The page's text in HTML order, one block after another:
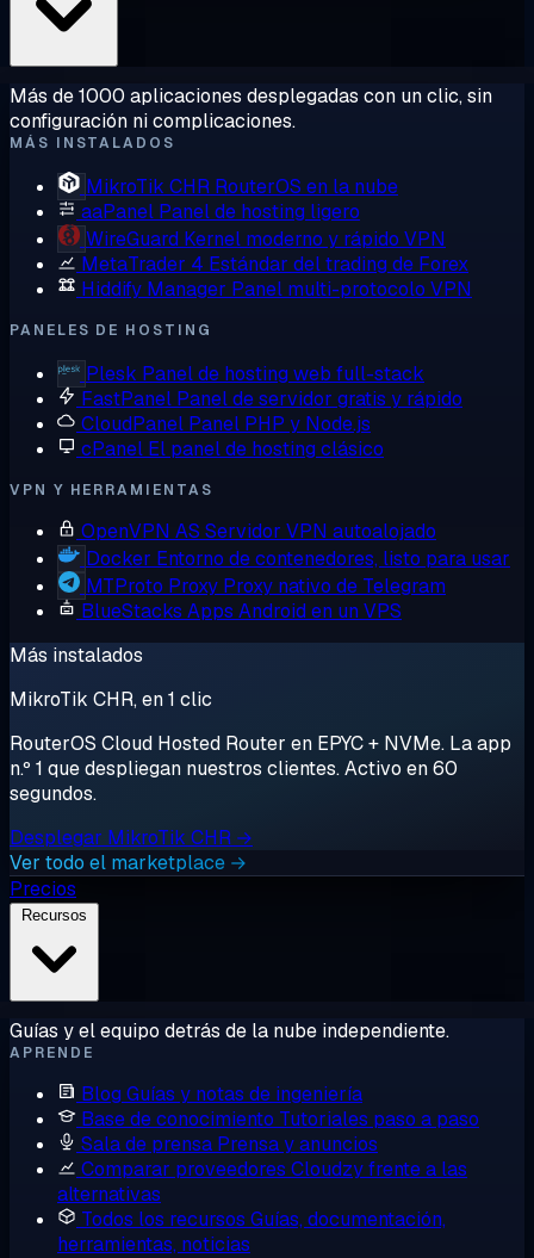
Más de 1000 aplicaciones desplegadas con un clic, sin
configuración ni complicaciones.
MÁS INSTALADOS
MikroTik CHR RouterOS en la nube
aaPanel Panel de hosting ligero
WireGuard Kernel moderno y rápido VPN
MetaTrader 4 Estándar del trading de Forex
Hiddify Manager Panel multi-protocolo VPN
PANELES DE HOSTING
Plesk Panel de hosting web full-stack
FastPanel Panel de servidor gratis y rápido
CloudPanel Panel PHP y Node.js
cPanel El panel de hosting clásico
VPN Y HERRAMIENTAS
OpenVPN AS Servidor VPN autoalojado
Docker Entorno de contenedores, listo para usar
MTProto Proxy Proxy nativo de Telegram
BlueStacks Apps Android en un VPS
Más instalados
MikroTik CHR, en 1 clic
RouterOS Cloud Hosted Router en EPYC + NVMe. La app
n.º 1 que despliegan nuestros clientes. Activo en 60
segundos.
Desplegar MikroTik CHR →
Ver todo el marketplace →
Precios
Guías y el equipo detrás de la nube independiente.
APRENDE
Blog Guías y notas de ingeniería
Base de conocimiento Tutoriales paso a paso
Sala de prensa Prensa y anuncios
Comparar proveedores Cloudzy frente a las
alternativas
Todos los recursos Guías, documentación,
herramientas, noticias